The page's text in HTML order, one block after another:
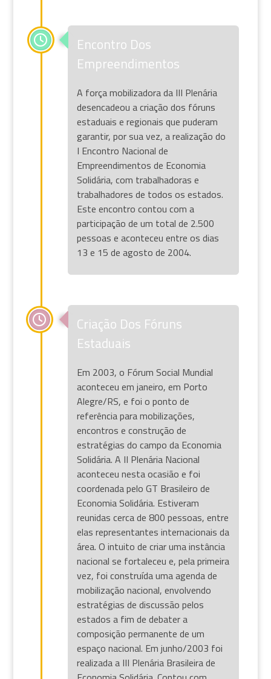
Encontro Dos
Empreendimentos
A força mobilizadora da III Plenária
desencadeou a criação dos fóruns
estaduais e regionais que puderam
garantir, por sua vez, a realização do
I Encontro Nacional de
Empreendimentos de Economia
Solidária, com trabalhadoras e
trabalhadores de todos os estados.
Este encontro contou com a
participação de um total de 2.500
pessoas e aconteceu entre os dias
13 e 15 de agosto de 2004.
Criação Dos Fóruns
Estaduais
Em 2003, o Fórum Social Mundial
aconteceu em janeiro, em Porto
Alegre/RS, e foi o ponto de
referência para mobilizações,
encontros e construção de
estratégias do campo da Economia
Solidária. A II Plenária Nacional
aconteceu nesta ocasião e foi
coordenada pelo GT Brasileiro de
Economia Solidária. Estiveram
reunidas cerca de 800 pessoas, entre
elas representantes internacionais da
área. O intuito de criar uma instância
nacional se fortaleceu e, pela primeira
vez, foi construída uma agenda de
mobilização nacional, envolvendo
estratégias de discussão pelos
estados a fim de debater a
composição permanente de um
espaço nacional. Em junho/2003 foi
realizada a III Plenária Brasileira de